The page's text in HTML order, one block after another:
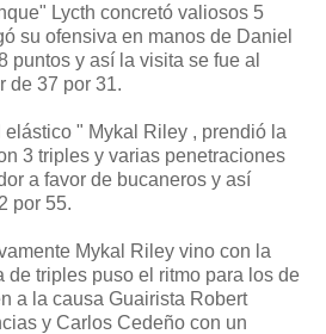
Lycth concretó valiosos 5
su ofensiva en manos de Daniel
puntos y así la visita se fue al
de 37 por 31.
elástico " Mykal Riley , prendió la
3 triples y varias penetraciones
a favor de bucaneros y así
por 55.
Mykal Riley vino con la
de triples puso el ritmo para los de
a la causa Guairista Robert
y Carlos Cedeño con un